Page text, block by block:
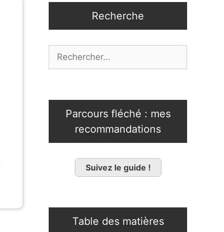
Recherche
Parcours fléché : mes
recommandations
Suivez le guide !
Table des matières